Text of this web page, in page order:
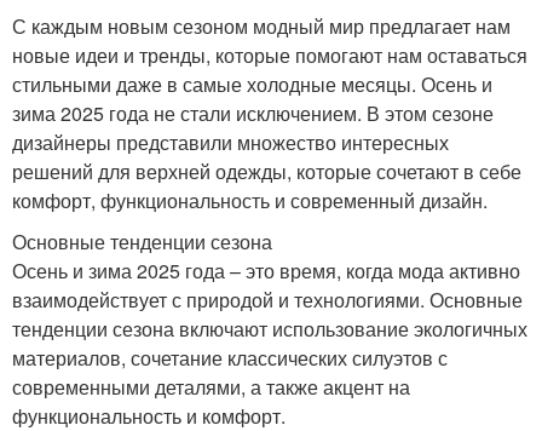
С каждым новым сезоном модный мир предлагает нам
новые идеи и тренды, которые помогают нам оставаться
стильными даже в самые холодные месяцы. Осень и
зима 2025 года не стали исключением. В этом сезоне
дизайнеры представили множество интересных
решений для верхней одежды, которые сочетают в себе
комфорт, функциональность и современный дизайн.
Основные тенденции сезона
Осень и зима 2025 года – это время, когда мода активно
взаимодействует с природой и технологиями. Основные
тенденции сезона включают использование экологичных
материалов, сочетание классических силуэтов с
современными деталями, а также акцент на
функциональность и комфорт.